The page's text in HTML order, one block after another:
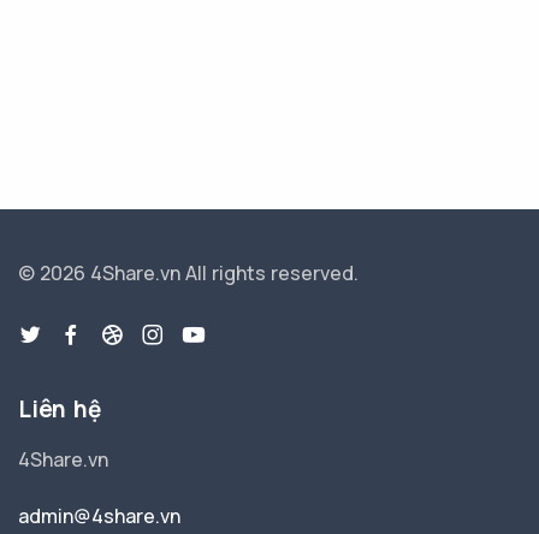
© 2026 4Share.vnAll rights reserved.
Liên hệ
4Share.vn
admin@4share.vn